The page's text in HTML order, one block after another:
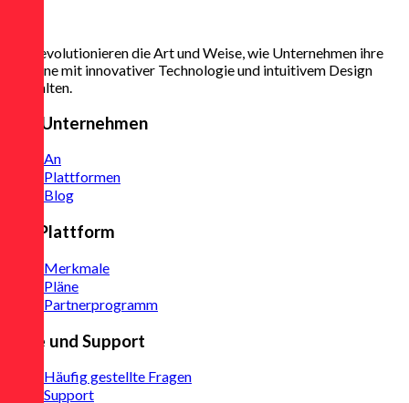
Wir revolutionieren die Art und Weise, wie Unternehmen ihre
Termine mit innovativer Technologie und intuitivem Design
verwalten.
Das Unternehmen
An
Plattformen
Blog
Zur Plattform
Merkmale
Pläne
Partnerprogramm
Hilfe und Support
Häufig gestellte Fragen
Support